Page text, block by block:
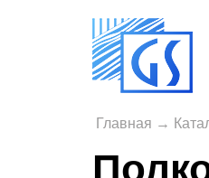
Главная →